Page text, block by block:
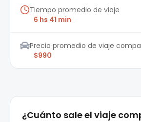
Tiempo promedio de viaje
6 hs 41 min
Precio promedio de viaje
$990
¿Cuánto sale el viaje